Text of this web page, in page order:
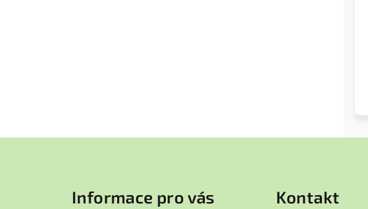
Informace pro vás Kontakt